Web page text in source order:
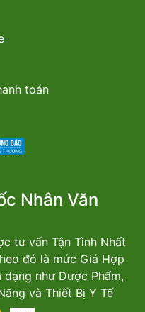
toán
Nhân Văn
tư vấn Tận Tình Nhất
đó là mức Giá Hợp
như Dược Phẩm,
và Thiết Bị Y Tế